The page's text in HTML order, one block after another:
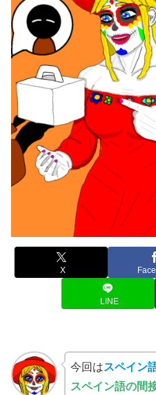
X
LINE
今回はスペイン
スペイン語の間